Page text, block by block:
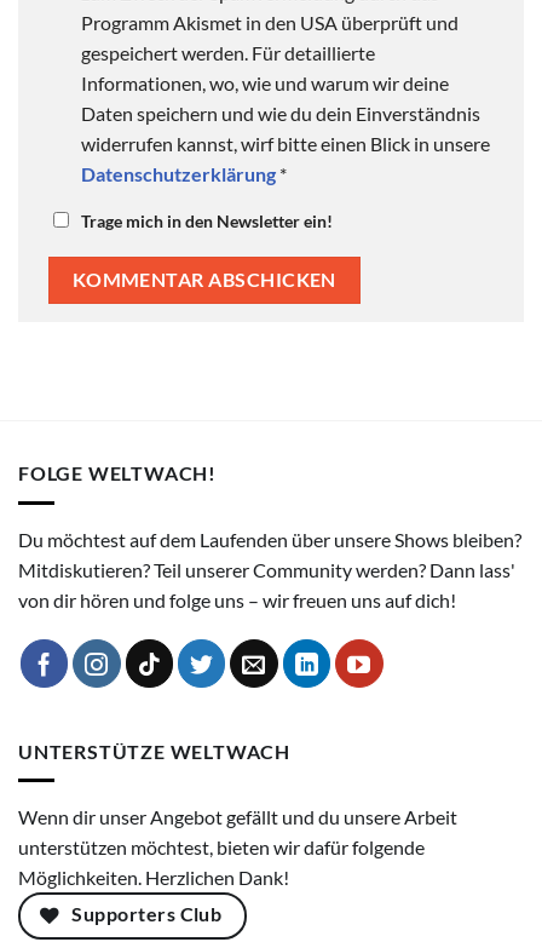
Programm Akismet in den USA überprüft und
gespeichert werden. Für detaillierte
Informationen, wo, wie und warum wir deine
Daten speichern und wie du dein Einverständnis
widerrufen kannst, wirf bitte einen Blick in unsere
Datenschutzerklärung *
Trage mich in den Newsletter ein!
FOLGE WELTWACH!
Du möchtest auf dem Laufenden über unsere Shows bleiben?
Mitdiskutieren? Teil unserer Community werden? Dann lass'
von dir hören und folge uns – wir freuen uns auf dich!
UNTERSTÜTZE WELTWACH
Wenn dir unser Angebot gefällt und du unsere Arbeit
unterstützen möchtest, bieten wir dafür folgende
Möglichkeiten. Herzlichen Dank!
Supporters Club